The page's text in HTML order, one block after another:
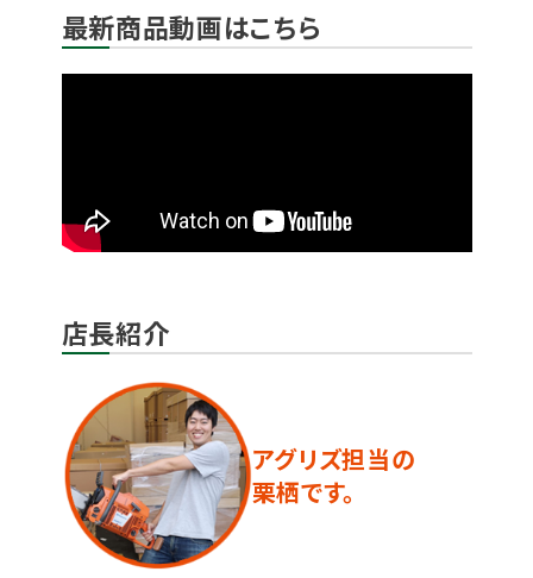
最新商品動画はこちら
店長紹介
アグリズ担当の
栗栖です。